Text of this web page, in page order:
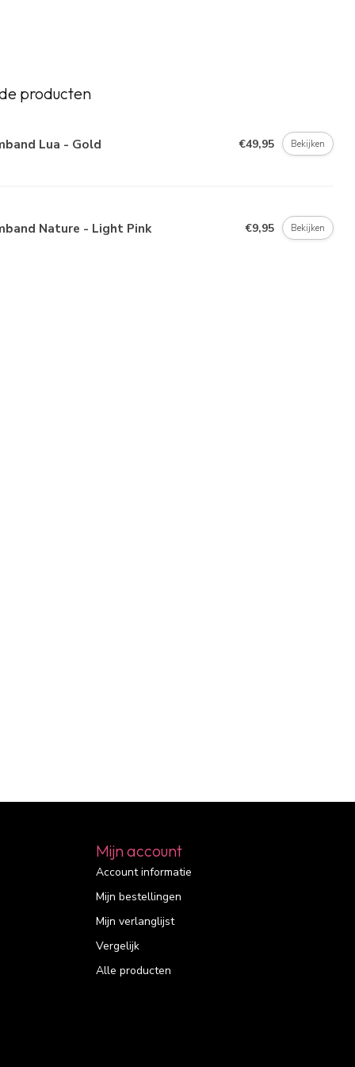
producten
Lua - Gold €49,95 Bekijken
Nature - Light Pink €9,95 Bekijken
Mijn account
Account informatie
Mijn bestellingen
Mijn verlanglijst
Vergelijk
Alle producten